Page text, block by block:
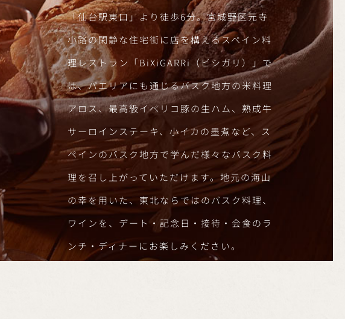
「仙台駅東口」より徒歩6分。宮城野区元寺
小路の閑静な住宅街に店を構えるスペイン料
理レストラン「BiXiGARRi（ビシガリ）」で
は、パエリアにも通じるバスク地方の米料理
アロス、最高級イベリコ豚の生ハム、熟成牛
サーロインステーキ、小イカの墨煮など、ス
ペインのバスク地方で学んだ様々なバスク料
理を召し上がっていただけます。地元の海山
の幸を用いた、東北ならではのバスク料理、
ワインを、デート・記念日・接待・会食のラ
ンチ・ディナーにお楽しみください。